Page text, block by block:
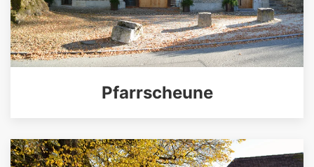
Pfarrscheune